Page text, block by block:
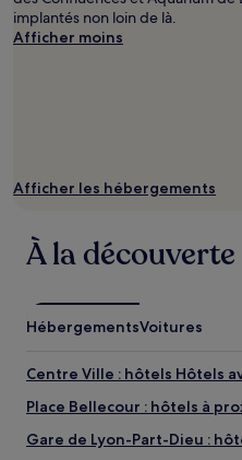
prix
et
la
conditions
s’appliquer.
implantés non loin de là.
Afficher moins
Afficher les hébergements
À la
HébergementsVoitures
Centre Ville : hôtels Hôtels
Place Bellecour : hôtels à
Gare de Lyon-Part-Dieu :